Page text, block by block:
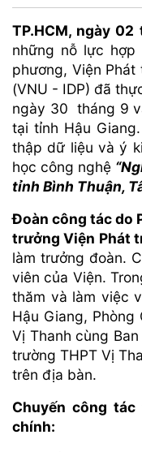
TP.HCM, ngày
những nỗ lực
phương, Viện Phát
(VNU - IDP) đã
ngày 30 tháng 9
tại tỉnh Hậu
thập dữ liệu và ý
học công nghệ
tỉnh Bình Thuận,
Đoàn công tác do
trưởng Viện Phát
làm trưởng đoàn.
viên của Viện.
thăm và làm việc
Hậu Giang,
Vị Thanh cùng
trường THPT Vị
trên địa bàn.
Chuyến công
chính: